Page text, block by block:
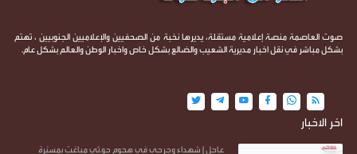
صوت العاصمة منصة إعلامية مستقلة، يديرها نخبة من الصحفيين والإعلاميين الجنوبيين ، تهتم
بشكل مباشر في نقل اخبار مديرية الشعيب والضالع بشكل خاص واخبار الوطن والعالم بشكل عام.
اخر الاخبار
عاجل | شهداء وجرحى في هجوم حو.ثي مباغت بمسيّرة